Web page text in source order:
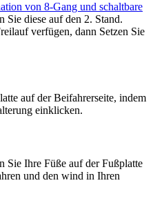
von 8-Gang und schaltbare
Sie diese auf den 2. Stand.
verfügen, dann Setzen Sie
auf der Beifahrerseite, indem
einklicken.
Sie Ihre Füße auf der Fußplatte
und den wind in Ihren